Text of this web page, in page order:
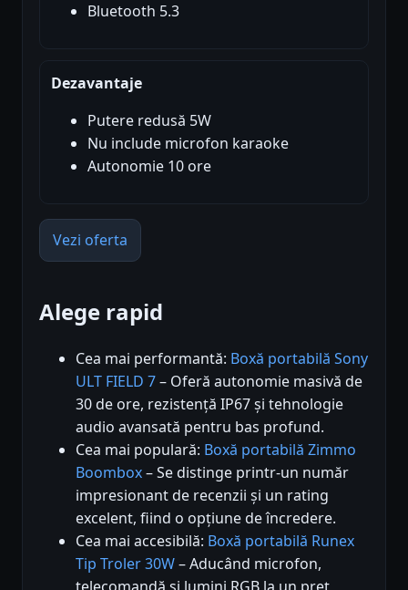
Bluetooth 5.3
Dezavantaje
Putere redusă 5W
Nu include microfon karaoke
Autonomie 10 ore
Vezi oferta
Alege rapid
Cea mai performantă: Boxă portabilă Sony
ULT FIELD 7– Oferă autonomie masivă de
30 de ore, rezistență IP67 și tehnologie
audio avansată pentru bas profund.
Cea mai populară: Boxă portabilă Zimmo
Boombox– Se distinge printr-un număr
impresionant de recenzii și un rating
excelent, fiind o opțiune de încredere.
Cea mai accesibilă: Boxă portabilă Runex
Tip Troler 30W– Aducând microfon,